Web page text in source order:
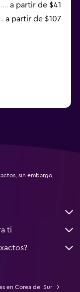
a partir de $41
a partir de $107
sin embargo,
ti
en Corea del Sur